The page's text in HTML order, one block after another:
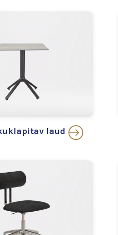
laud